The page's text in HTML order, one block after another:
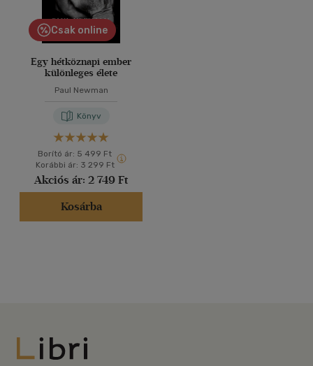
Csak online
Egy hétköznapi ember
különleges élete
Paul Newman
Könyv
Borító ár: 5 499 Ft
Korábbi ár: 3 299 Ft
Akciós ár: 2 749 Ft
Kosárba
Libri